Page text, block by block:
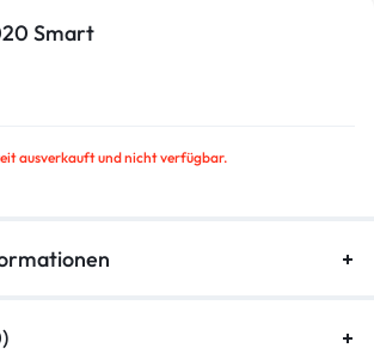
Smart
ausverkauft und nicht verfügbar.